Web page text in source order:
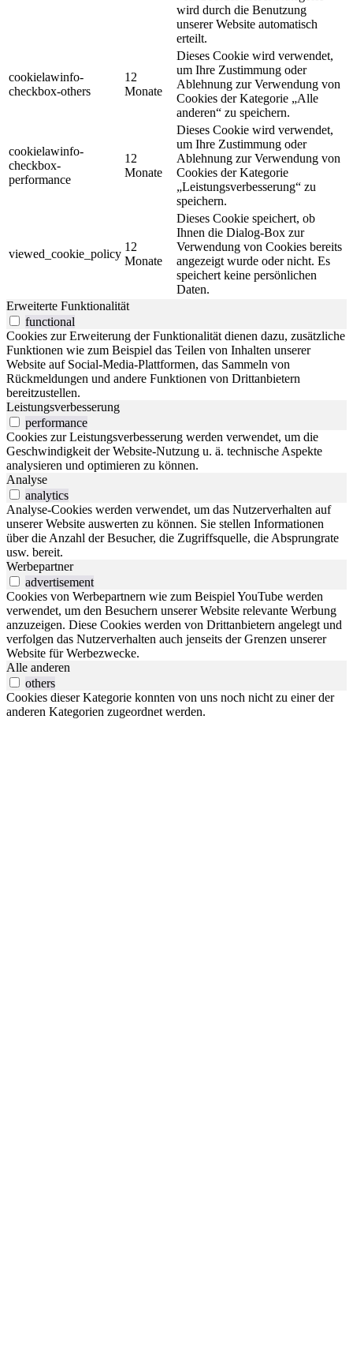
wird durch die Benutzung
unserer Website automatisch
erteilt.
cookielawinfo-
checkbox-others
12
Monate
Dieses Cookie wird verwendet,
um Ihre Zustimmung oder
Ablehnung zur Verwendung von
Cookies der Kategorie „Alle
anderen“ zu speichern.
cookielawinfo-
checkbox-
performance
12
Monate
Dieses Cookie wird verwendet,
um Ihre Zustimmung oder
Ablehnung zur Verwendung von
Cookies der Kategorie
„Leistungsverbesserung“ zu
speichern.
viewed_cookie_policy
12
Monate
Dieses Cookie speichert, ob
Ihnen die Dialog-Box zur
Verwendung von Cookies bereits
angezeigt wurde oder nicht. Es
speichert keine persönlichen
Daten.
Erweiterte Funktionalität
functional
Cookies zur Erweiterung der Funktionalität dienen dazu, zusätzliche
Funktionen wie zum Beispiel das Teilen von Inhalten unserer
Website auf Social-Media-Plattformen, das Sammeln von
Rückmeldungen und andere Funktionen von Drittanbietern
bereitzustellen.
Leistungsverbesserung
performance
Cookies zur Leistungsverbesserung werden verwendet, um die
Geschwindigkeit der Website-Nutzung u. ä. technische Aspekte
analysieren und optimieren zu können.
Analyse
analytics
Analyse-Cookies werden verwendet, um das Nutzerverhalten auf
unserer Website auswerten zu können. Sie stellen Informationen
über die Anzahl der Besucher, die Zugriffsquelle, die Absprungrate
usw. bereit.
Werbepartner
advertisement
Cookies von Werbepartnern wie zum Beispiel YouTube werden
verwendet, um den Besuchern unserer Website relevante Werbung
anzuzeigen. Diese Cookies werden von Drittanbietern angelegt und
verfolgen das Nutzerverhalten auch jenseits der Grenzen unserer
Website für Werbezwecke.
Alle anderen
others
Cookies dieser Kategorie konnten von uns noch nicht zu einer der
anderen Kategorien zugeordnet werden.